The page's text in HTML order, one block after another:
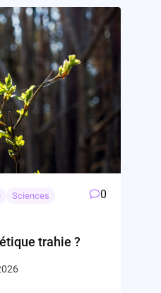
Sciences
0
trahie ?